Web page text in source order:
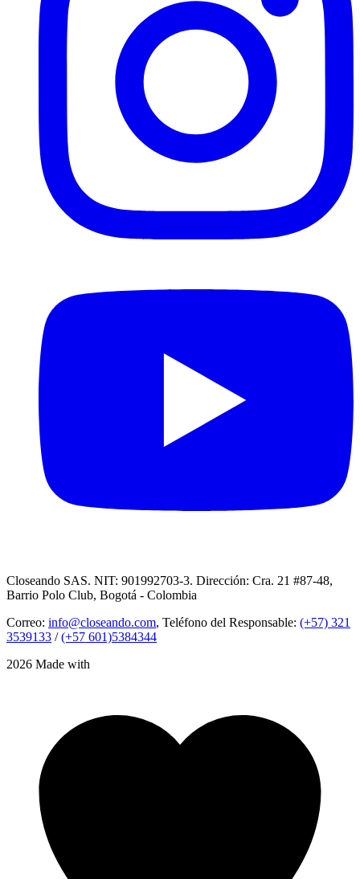
Closeando SAS. NIT: 901992703-3. Dirección: Cra. 21 #87-48,
Barrio Polo Club, Bogotá - Colombia
Correo: info@closeando.com, Teléfono del Responsable: (+57) 321
3539133 /(+57 601)5384344
2026 Made with